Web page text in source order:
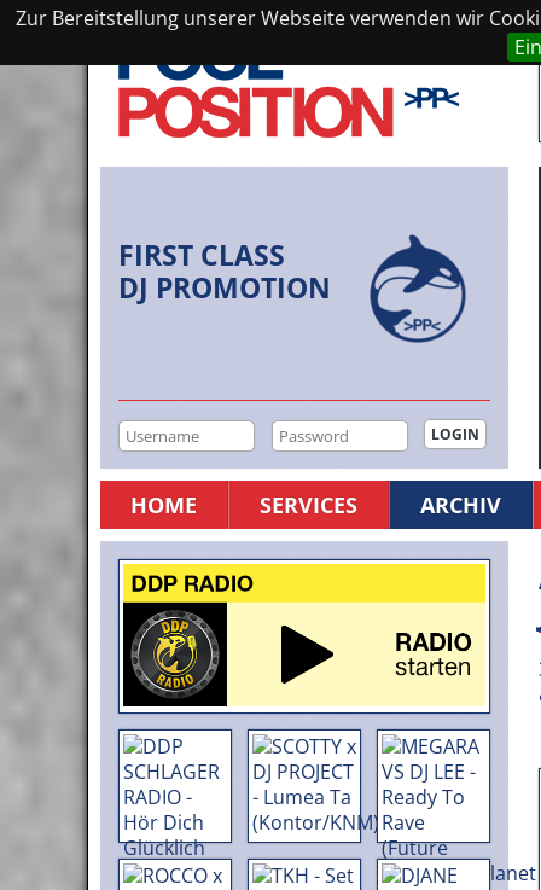
Zur Bereitstellung unserer Webseite verwenden wir
FIRST CLASS
DJ PROMOTION
HOME SERVICES ARCHIV